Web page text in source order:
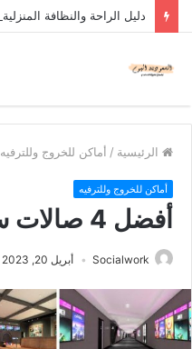
دليل الراحة والنظافة المنزلية
الرئيسية / أماكن للخروج وللترفيه
أماكن للخروج وللترفيه
أفضل 4 صالات سينما في حائل
Socialwork أبريل 20, 2023